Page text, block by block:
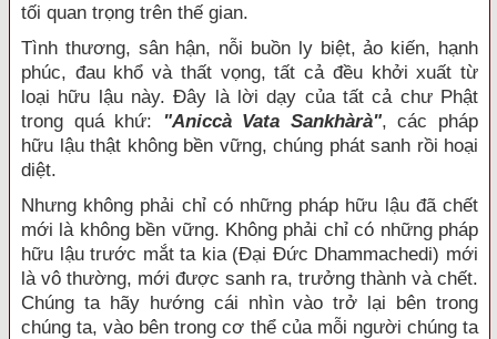
tối quan trọng trên thế gian.
Tình thương, sân hận, nỗi buồn ly biệt, ảo kiến, hạnh
phúc, đau khổ và thất vọng, tất cả đều khởi xuất từ
loại hữu lậu này. Ðây là lời dạy của tất cả chư Phật
trong quá khứ: "Aniccà Vata Sankhàrà", các pháp
hữu lậu thật không bền vững, chúng phát sanh rồi hoại
diệt.
Nhưng không phải chỉ có những pháp hữu lậu đã chết
mới là không bền vững. Không phải chỉ có những pháp
hữu lậu trước mắt ta kia (Ðại Ðức Dhammachedi) mới
là vô thường, mới được sanh ra, trưởng thành và chết.
Chúng ta hãy hướng cái nhìn vào trở lại bên trong
chúng ta, vào bên trong cơ thể của mỗi người chúng ta